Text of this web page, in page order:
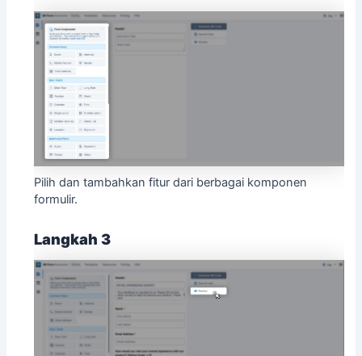
Pilih dan tambahkan fitur dari berbagai komponen
formulir.
Langkah 3